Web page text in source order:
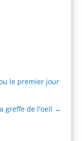
le premier jour
greffe de l'oeil →